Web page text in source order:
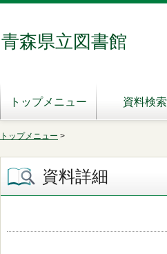
青森県立図書館
トップメニュー 資料検索
トップメニュー >
資料詳細